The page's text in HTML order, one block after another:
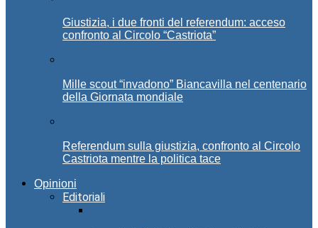
Giustizia, i due fronti del referendum: acceso
confronto al Circolo “Castriota”
Mille scout “invadono” Biancavilla nel centenario
della Giornata mondiale
Referendum sulla giustizia, confronto al Circolo
Castriota mentre la politica tace
Opinioni
Editoriali